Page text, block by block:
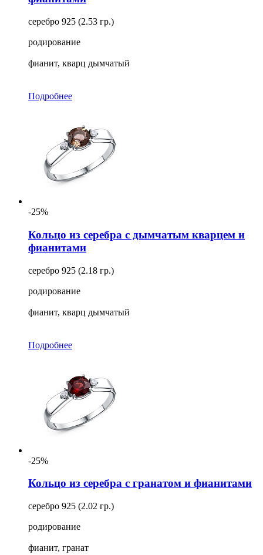
серебро 925 (2.53 гр.)
родирование
фианит, кварц дымчатый
Подробнее
-25%
Кольцо из серебра с дымчатым кварцем и
фианитами
серебро 925 (2.18 гр.)
родирование
фианит, кварц дымчатый
Подробнее
-25%
Кольцо из серебра с гранатом и фианитами
серебро 925 (2.02 гр.)
родирование
фианит, гранат